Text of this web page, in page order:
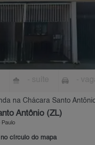
na Chácara Santo
Antônio (ZL)
Paulo
no círculo do mapa